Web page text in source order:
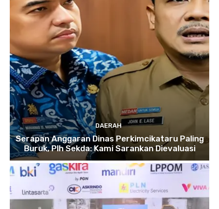
DAERAH
Serapan Anggaran Dinas Perkimcikataru Paling
Buruk, Plh Sekda: Kami Sarankan Dievaluasi